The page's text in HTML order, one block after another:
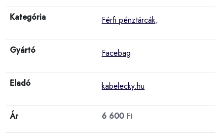
Kategória Férfi pénztárcák,
Gyártó Facebag
Eladó kabelecky.hu
Ár 6 600Ft